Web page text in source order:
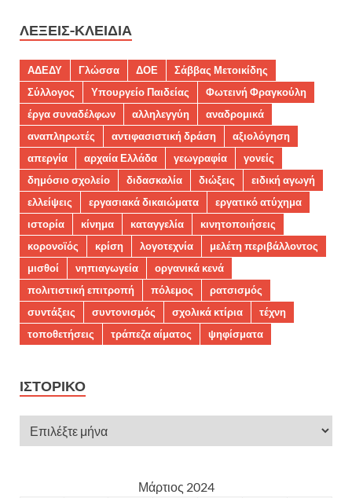
ΛΈΞΕΙΣ-ΚΛΕΙΔΙΆ
ΑΔΕΔΥ Γλώσσα ΔΟΕ
Σάββας Μετοικίδης
Σύλλογος
Υπουργείο Παιδείας
Φωτεινή Φραγκούλη
έργα συναδέλφων
αλληλεγγύη
αναδρομικά
αναπληρωτές
αντιφασιστική δράση
αξιολόγηση
απεργία
αρχαία Ελλάδα γεωγραφία
γονείς
δημόσιο σχολείο
διδασκαλία διώξεις
ειδική αγωγή
ελλείψεις
εργασιακά δικαιώματα
εργατικό ατύχημα
ιστορία
κίνημα καταγγελία
κινητοποιήσεις
κορονοϊός
κρίση λογοτεχνία
μελέτη περιβάλλοντος
μισθοί
νηπιαγωγεία
οργανικά κενά
πολιτιστική επιτροπή
πόλεμος
ρατσισμός
συντάξεις
συντονισμός σχολικά κτίρια
τέχνη
τοποθετήσεις
τράπεζα αίματος ψηφίσματα
ΙΣΤΟΡΙΚΌ
Μάρτιος 2024